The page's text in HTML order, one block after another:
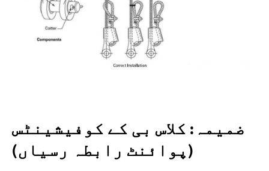
ضمیمہ: کلاس بی کے کوفیشینٹس
(پوائنٹ رابطہ رسیاں)